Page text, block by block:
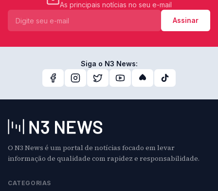
As principais notícias no seu e-mail
Assinar
Siga o N3 News:
O N3 News é um portal de notícias focado em levar
informação de qualidade com rapidez e responsabilidade.
CATEGORIAS